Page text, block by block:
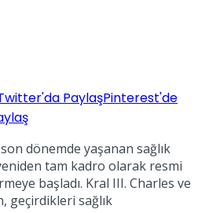
PaylaşPinterest'de
dönemde yaşanan sağlık
tam kadro olarak resmi
başladı. Kral III. Charles ve
geçirdikleri sağlık